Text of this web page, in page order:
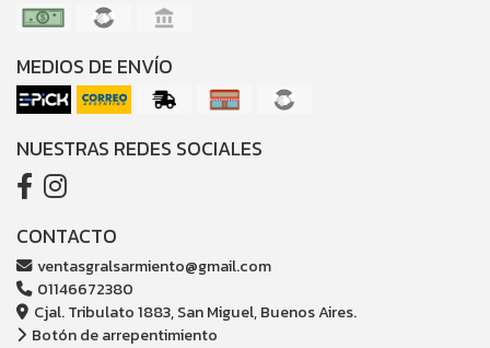
MEDIOS DE ENVÍO
NUESTRAS REDES SOCIALES
CONTACTO
ventasgralsarmiento@gmail.com
01146672380
Cjal. Tribulato 1883, San Miguel, Buenos Aires.
Botón de arrepentimiento